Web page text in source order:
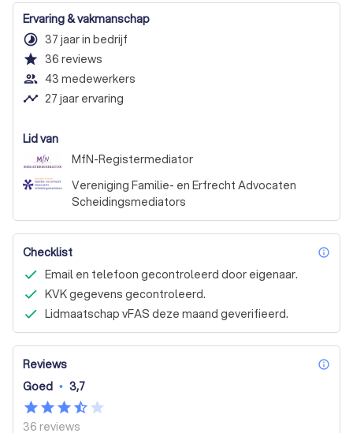
Ervaring & vakmanschap
timelapse 37 jaar in bedrijf
star 36 reviews
people_outline 43 medewerkers
timeline 27 jaar ervaring
Lid van
MfN-Registermediator
Vereniging Familie- en Erfrecht Advocaten
Scheidingsmediators
Checklist
Email en telefoon gecontroleerd door eigenaar.
KVK gegevens gecontroleerd.
Lidmaatschap vFAS deze maand geverifieerd.
Reviews
Goed • 3,7
36 reviews